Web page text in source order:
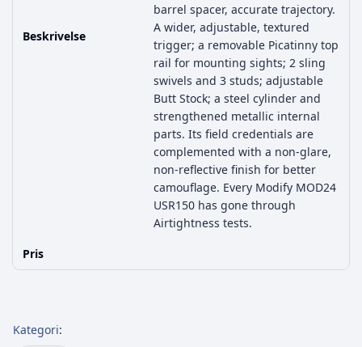
Beskrivelse
barrel spacer, accurate trajectory.
A wider, adjustable, textured
trigger; a removable Picatinny top
rail for mounting sights; 2 sling
swivels and 3 studs; adjustable
Butt Stock; a steel cylinder and
strengthened metallic internal
parts. Its field credentials are
complemented with a non-glare,
non-reflective finish for better
camouflage. Every Modify MOD24
USR150 has gone through
Airtightness tests.
Pris
Kategori: